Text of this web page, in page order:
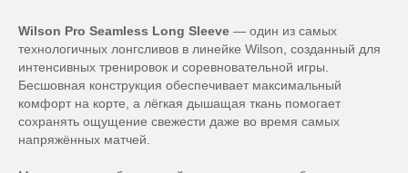
Wilson Pro Seamless Long Sleeve — один из самых
технологичных лонгсливов в линейке Wilson, созданный для
интенсивных тренировок и соревновательной игры.
Бесшовная конструкция обеспечивает максимальный
комфорт на корте, а лёгкая дышащая ткань помогает
сохранять ощущение свежести даже во время самых
напряжённых матчей.